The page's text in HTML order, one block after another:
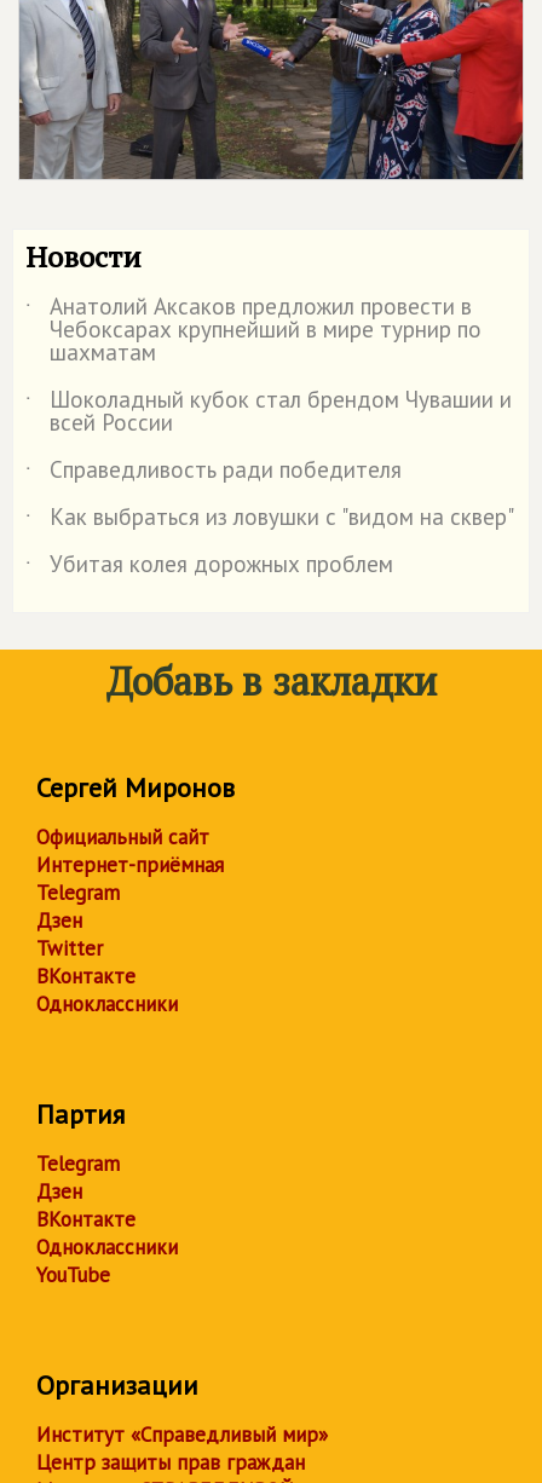
Новости
˙ Анатолий Аксаков предложил провести в
Чебоксарах крупнейший в мире турнир по
шахматам
˙
Шоколадный кубок стал брендом Чувашии и
всей России
˙
Справедливость ради победителя
˙
Как выбраться из ловушки с "видом на сквер"
˙
Убитая колея дорожных проблем
Добавь в закладки
Сергей Миронов
Официальный сайт
Интернет-приёмная
Telegram
Дзен
Twitter
ВКонтакте
Одноклассники
Партия
Telegram
Дзен
ВКонтакте
Одноклассники
YouTube
Организации
Институт «Справедливый мир»
Центр защиты прав граждан